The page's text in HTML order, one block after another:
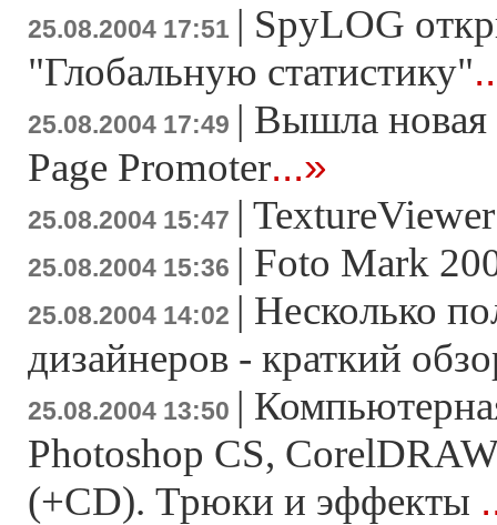
25.08.2004 17:51 | SpyLOG
"Глобальную статистику"
25.08.2004 17:49 | Вышла новая
Page Promoter...»
25.08.2004 15:47 |
25.08.2004 15:36 | Foto Mark
25.08.2004 14:02 | Несколько
дизайнеров - краткий
25.08.2004 13:50 |
Photoshop CS,
(+CD). Трюки и эффекты